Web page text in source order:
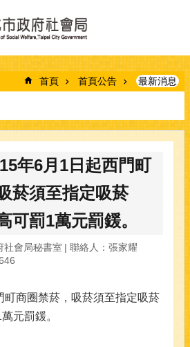
首頁 首頁公告 最新消息
年6月1日起西門町
菸須至指定吸菸
可罰1萬元罰鍰。
社會局秘書室
聯絡人：張家耀
町商圈禁菸，吸菸須至指定吸菸
元罰鍰。